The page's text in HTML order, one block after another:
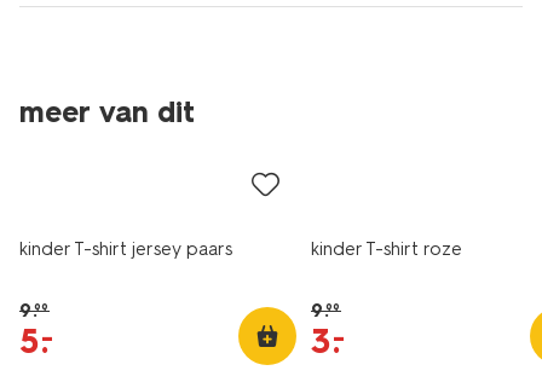
meer van dit
sale
kinder T-shirt jersey paars
9.99
5.
–
kinder T-shirt roze
9.99
3.
–